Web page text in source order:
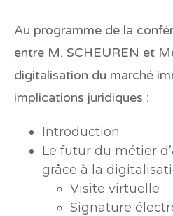
Au programme de la
entre M. SCHEUREN et
digitalisation du marché
implications juridiques :
Introduction
Le futur du métier
grâce à la
Visite virtuelle
Signature